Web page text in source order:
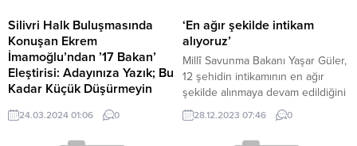
Silivri Halk Buluşmasında
Konuşan Ekrem
İmamoğlu’ndan ’17 Bakan’
Eleştirisi: Adayınıza Yazık; Bu
Kadar Küçük Düşürmeyin
İstanbul Büyükşehir Belediye
(İBB) Başkanı Ekrem İmamoğlu,
Silivri Halk Buluşması'nda
24.03.2024 01:06 0
‘En ağır şekilde intikam
alıyoruz’
Millî Savunma Bakanı Yaşar Güler,
12 şehidin intikamının en ağır
şekilde alınmaya devam edildiğini
vurgulayarak, “Irak ve Suriye’nin
kuzeyinde toplam 71 hedefe hava
harekâtı icra ettik.
28.12.2023 07:46 0